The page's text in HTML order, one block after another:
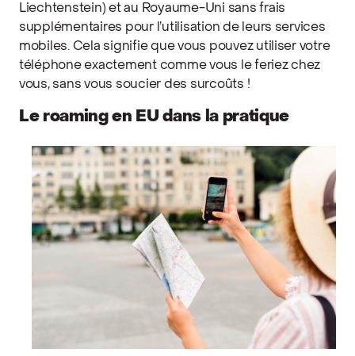
Liechtenstein) et au Royaume-Uni sans frais
supplémentaires pour l’utilisation de leurs services
mobiles. Cela signifie que vous pouvez utiliser votre
téléphone exactement comme vous le feriez chez
vous, sans vous soucier des surcoûts !
Le roaming en EU dans la pratique